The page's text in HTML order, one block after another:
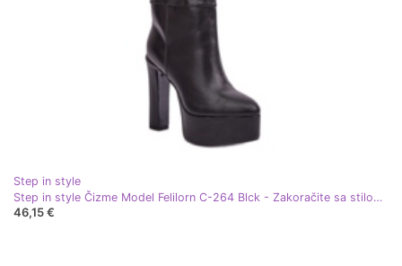
Step in style
Step in style Čizme Model Felilorn C-264 Blck - Zakoračite sa stilom crna
46,15 €